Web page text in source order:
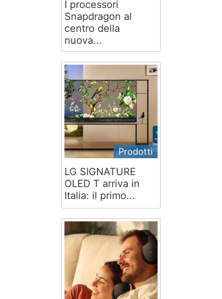
I processori
Snapdragon al
centro della
nuova...
Prodotti
LG SIGNATURE
OLED T arriva in
Italia: il primo...